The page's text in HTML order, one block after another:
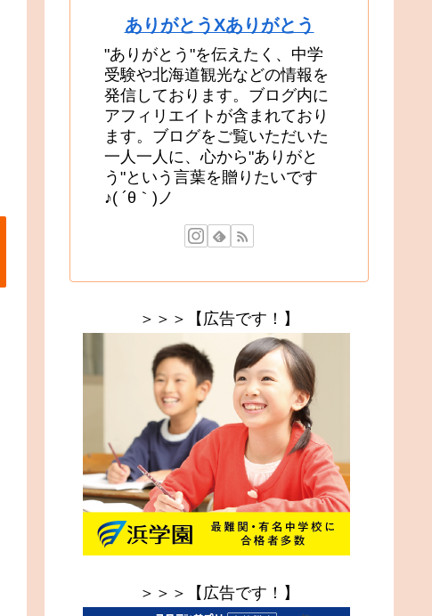
ありがとうXありがとう
"ありがとう"を伝えたく、中学
受験や北海道観光などの情報を
発信しております。ブログ内に
アフィリエイトが含まれており
ます。ブログをご覧いただいた
一人一人に、心から"ありがと
う"という言葉を贈りたいです
♪( ´θ｀)ノ
＞＞＞【広告です！】
＞＞＞【広告です！】